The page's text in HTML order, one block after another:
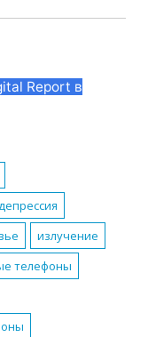
Report в
излучение
телефоны